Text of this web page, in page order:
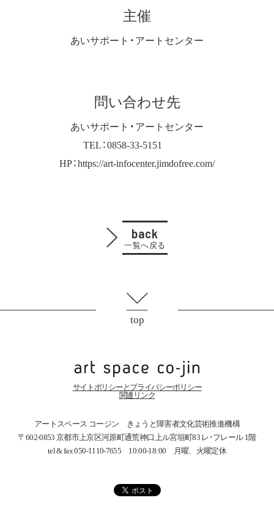
主催
あいサポート・アートセンター
問い合わせ先
あいサポート・アートセンター
TEL：0858-33-5151
HP：https://art-infocenter.jimdofree.com/
back
一覧へ戻る
top
サイトポリシーとプライバシーポリシー
関連リンク
アートスペース コージン きょうと障害者文化芸術推進機構
〒602-0853 京都市上京区河原町通荒神口上ル宮垣町83 レ･フレール 1階
tel & fax 050-1110-7655 10:00-18:00 月曜、火曜定休